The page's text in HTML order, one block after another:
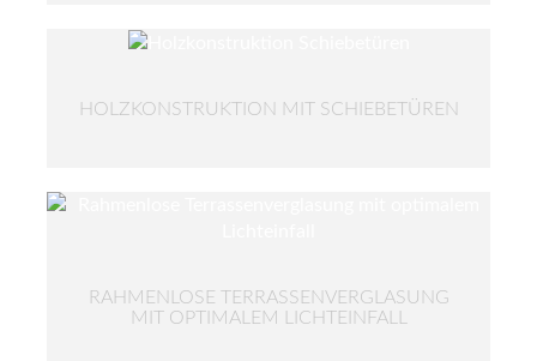
HOLZKONSTRUKTION MIT SCHIEBETÜREN
RAHMENLOSE TERRASSENVERGLASUNG
MIT OPTIMALEM LICHTEINFALL